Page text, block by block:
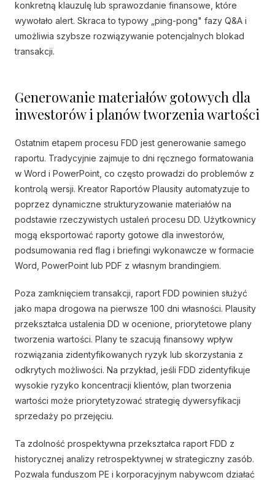
konkretną klauzulę lub sprawozdanie finansowe, które
wywołało alert. Skraca to typowy „ping-pong" fazy Q&A i
umożliwia szybsze rozwiązywanie potencjalnych blokad
transakcji.
Generowanie materiałów gotowych dla
inwestorów i planów tworzenia wartości
Ostatnim etapem procesu FDD jest generowanie samego
raportu. Tradycyjnie zajmuje to dni ręcznego formatowania
w Word i PowerPoint, co często prowadzi do problemów z
kontrolą wersji. Kreator Raportów Plausity automatyzuje to
poprzez dynamiczne strukturyzowanie materiałów na
podstawie rzeczywistych ustaleń procesu DD. Użytkownicy
mogą eksportować raporty gotowe dla inwestorów,
podsumowania red flag i briefingi wykonawcze w formacie
Word, PowerPoint lub PDF z własnym brandingiem.
Poza zamknięciem transakcji, raport FDD powinien służyć
jako mapa drogowa na pierwsze 100 dni własności. Plausity
przekształca ustalenia DD w ocenione, priorytetowe plany
tworzenia wartości. Plany te szacują finansowy wpływ
rozwiązania zidentyfikowanych ryzyk lub skorzystania z
odkrytych możliwości. Na przykład, jeśli FDD zidentyfikuje
wysokie ryzyko koncentracji klientów, plan tworzenia
wartości może priorytetyzować strategię dywersyfikacji
sprzedaży po przejęciu.
Ta zdolność prospektywna przekształca raport FDD z
historycznej analizy retrospektywnej w strategiczny zasób.
Pozwala funduszom PE i korporacyjnym nabywcom działać